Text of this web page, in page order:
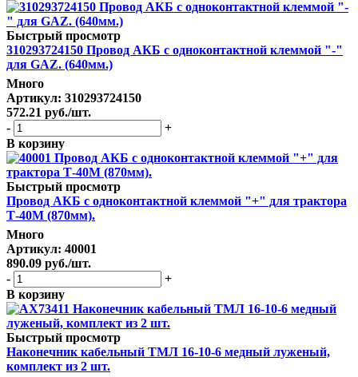
Быстрый просмотр
310293724150 Провод АКБ с одноконтактной клеммой "-"
для GAZ. (640мм.)
Много
Артикул: 310293724150
572.21 руб./шт.
-
+
В корзину
Быстрый просмотр
Провод АКБ с одноконтактной клеммой "+" для трактора
Т-40М (870мм).
Много
Артикул: 40001
890.09 руб./шт.
-
+
В корзину
Быстрый просмотр
Наконечник кабельный ТМЛ 16-10-6 медный луженый,
комплект из 2 шт.